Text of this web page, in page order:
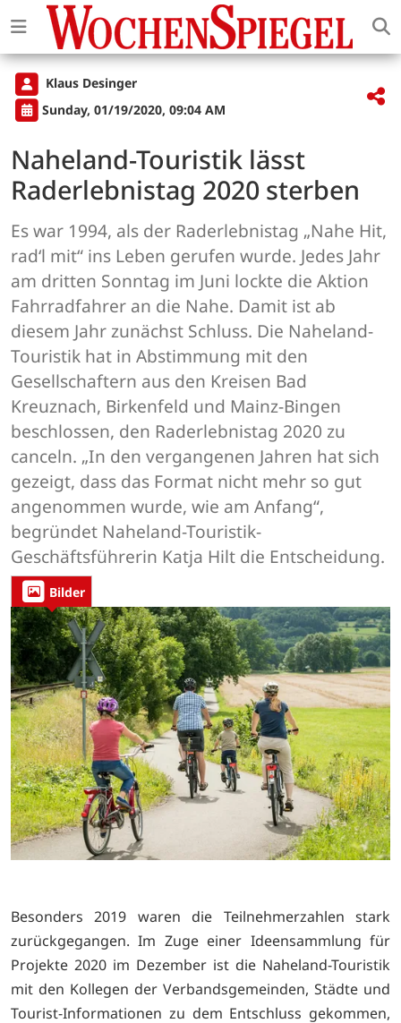
Klaus Desinger
Sunday, 01/19/2020, 09:04 AM
Naheland-Touristik lässt
Raderlebnistag 2020 sterben
Es war 1994, als der Raderlebnistag „Nahe Hit,
rad‘l mit“ ins Leben gerufen wurde. Jedes Jahr
am dritten Sonntag im Juni lockte die Aktion
Fahrradfahrer an die Nahe. Damit ist ab
diesem Jahr zunächst Schluss. Die Naheland-
Touristik hat in Abstimmung mit den
Gesellschaftern aus den Kreisen Bad
Kreuznach, Birkenfeld und Mainz-Bingen
beschlossen, den Raderlebnistag 2020 zu
canceln. „In den vergangenen Jahren hat sich
gezeigt, dass das Format nicht mehr so gut
angenommen wurde, wie am Anfang“,
begründet Naheland-Touristik-
Geschäftsführerin Katja Hilt die Entscheidung.
Bilder
Besonders 2019 waren die Teilnehmerzahlen stark
zurückgegangen. Im Zuge einer Ideensammlung für
Projekte 2020 im Dezember ist die Naheland-Touristik
mit den Kollegen der Verbandsgemeinden, Städte und
Tourist-Informationen zu dem Entschluss gekommen,